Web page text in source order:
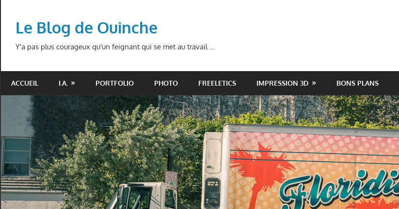
contentLe Blog de Ouinche
Y'a pas plus courageux qu'un feignant qui se met au travail …
ACCUEIL I.A. PORTFOLIO PHOTO FREELETICS IMPRESSION 3D BONS PLANS